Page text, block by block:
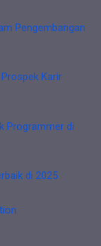
Pengembangan
Karir
Programmer di
di 2025